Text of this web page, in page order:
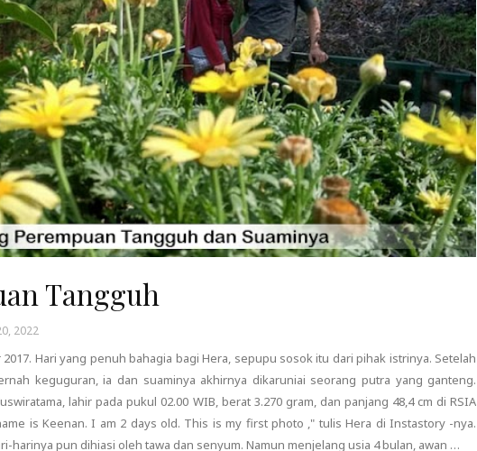
Tangguh
2022
Hari yang penuh bahagia bagi Hera, sepupu sosok itu dari pihak istrinya. Setelah
keguguran, ia dan suaminya akhirnya dikaruniai seorang putra yang ganteng.
lahir pada pukul 02.00 WIB, berat 3.270 gram, dan panjang 48,4 cm di RSIA
is Keenan. I am 2 days old. This is my first photo ," tulis Hera di Instastory -nya.
harinya pun dihiasi oleh tawa dan senyum. Namun menjelang usia 4 bulan, awan …